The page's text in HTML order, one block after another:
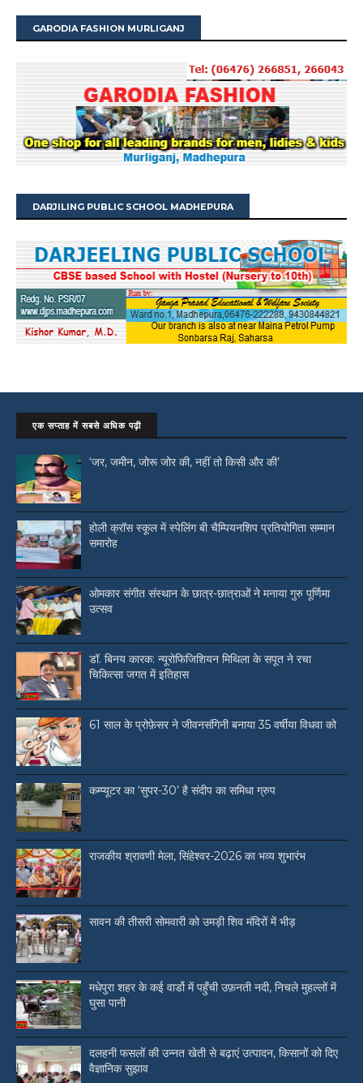
GARODIA FASHION MURLIGANJ
DARJILING PUBLIC SCHOOL MADHEPURA
एक सप्ताह में सबसे अधिक पढ़ी
‘जर, जमीन, जोरू जोर की, नहीं तो किसी और की’
होली क्रॉस स्कूल में स्पेलिंग बी चैम्पियनशिप प्रतियोगिता सम्मान
समारोह
ओमकार संगीत संस्थान के छात्र-छात्राओं ने मनाया गुरु पूर्णिमा
उत्सव
डॉ. बिनय कारक: न्यूरोफिजिशियन मिथिला के सपूत ने रचा
चिकित्सा जगत में इतिहास
61 साल के प्रोफ़ेसर ने जीवनसंगिनी बनाया 35 वर्षीया विधवा को
कम्प्यूटर का ‘सुपर-30’ है संदीप का समिधा ग्रुप
राजकीय श्रावणी मेला, सिंहेश्वर-2026 का भव्य शुभारंभ
सावन की तीसरी सोमवारी को उमड़ी शिव मंदिरों में भीड़
मधेपुरा शहर के कई वार्डो में पहुँची उफ़नती नदी, निचले मुहल्लों में
घुसा पानी
दलहनी फसलों की उन्नत खेती से बढ़ाएं उत्पादन, किसानों को दिए
वैज्ञानिक सुझाव